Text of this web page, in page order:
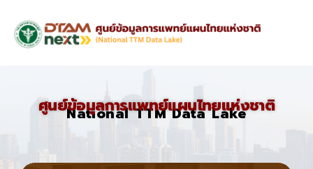
National TTM Data Lake
ศูนย์ข้อมูลการแพทย์แผนไทยแห่งชาติ